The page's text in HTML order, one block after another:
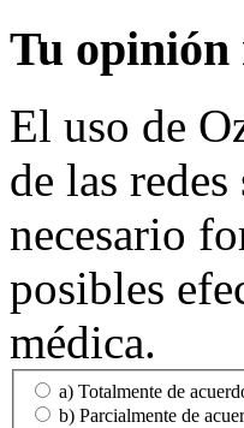
Tu opinión
El uso de
de las
necesario
posibles
médica.
a) Totalmente de
b) Parcialmente de